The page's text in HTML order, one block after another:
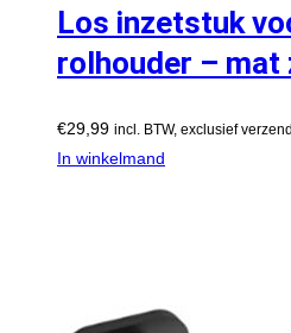
Los inzetstuk
rolhouder – mat
€29,99 incl. BTW, exclusief
In winkelmand